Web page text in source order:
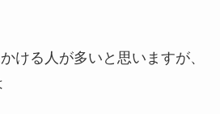
ける人が多いと思いますが、